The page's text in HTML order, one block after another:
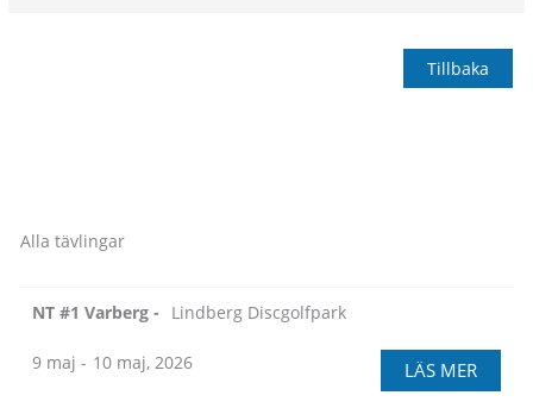
Tillbaka
Alla tävlingar
9 maj - 10 maj, 2026
NT #1 Varberg - Lindberg Discgolfpark
LÄS MER